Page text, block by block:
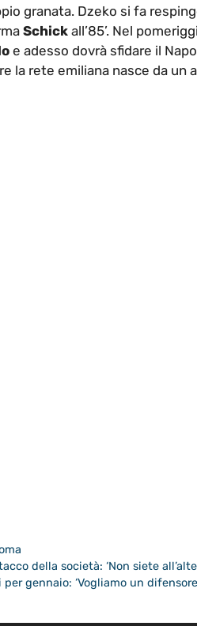
granata. Dzeko si fa
Schick all’85’. Nel
e adesso dovrà sfidare il
la rete emiliana nasce da un
della società: ‘Non siete
gennaio: ‘Vogliamo un